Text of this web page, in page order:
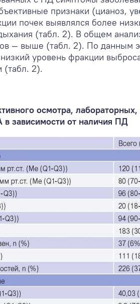
признаки (цианоз,
почек выявлялся более
(табл. 2). В общем
— выше (табл. 2). По данным
уровень фракции
(табл. 2).
осмотра,
в зависимости от наличия ПД